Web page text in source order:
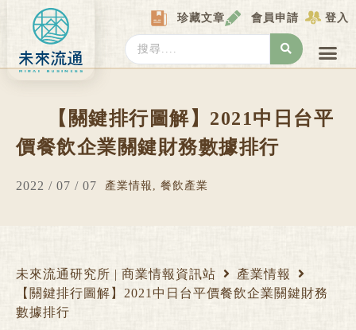
content
珍藏文章 會員申請 登入
Search
...
【關鍵排行圖解】2021中日台平
價餐飲企業關鍵財務數據排行
2022 / 07 / 07 產業情報 , 餐飲產業
未來流通研究所 | 商業情報資訊站
產業情報
【關鍵排行圖解】2021中日台平價餐飲企業關鍵財務
數據排行